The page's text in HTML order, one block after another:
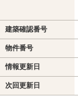
建築確認番号
物件番号
情報更新日
次回更新日